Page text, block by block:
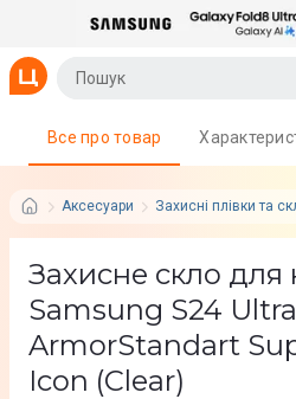
Аксесуари Захисні плівки та
Все про товар
Захисне скло для
Samsung S24 Ultra
ArmorStandart
Icon (Clear)